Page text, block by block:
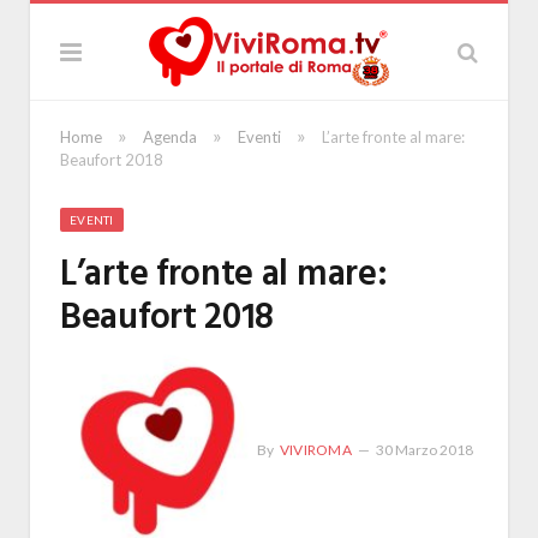
Home » Agenda » Eventi »
L’arte fronte al mare:
Beaufort 2018
EVENTI
L’arte fronte al mare:
Beaufort 2018
By VIVIROMA 30 Marzo 2018